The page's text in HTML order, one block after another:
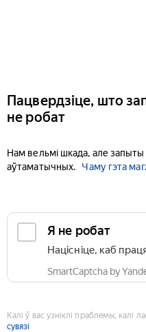
Пацвердзіце, што
не робат
Нам вельмі шкада, але
аўтаматычных.
Чаму гэта
Я не робат
Націсніце, каб
SmartCaptcha by
Калі ў вас узніклі праблемы, калі
сувязі